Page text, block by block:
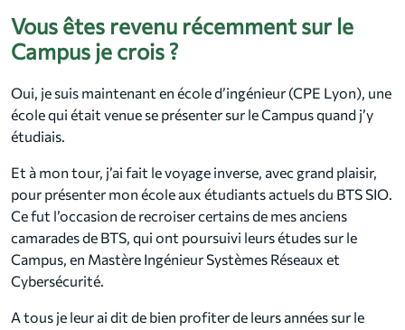
Vous êtes revenu récemment sur le
Campus je crois ?
Oui, je suis maintenant en école d’ingénieur (CPE Lyon), une
école qui était venue se présenter sur le Campus quand j’y
étudiais.
Et à mon tour, j’ai fait le voyage inverse, avec grand plaisir,
pour présenter mon école aux étudiants actuels du BTS SIO.
Ce fut l’occasion de recroiser certains de mes anciens
camarades de BTS, qui ont poursuivi leurs études sur le
Campus, en Mastère Ingénieur Systèmes Réseaux et
Cybersécurité.
A tous je leur ai dit de bien profiter de leurs années sur le